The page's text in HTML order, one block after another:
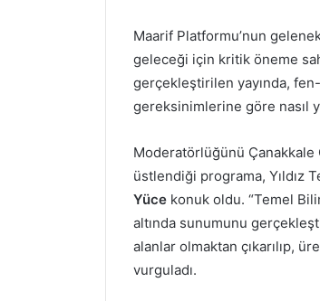
Maarif Platformu’nun
geleceği için kritik öneme
gerçekleştirilen yayında,
gereksinimlerine göre nasıl
Moderatörlüğünü
üstlendiği programa, Yıldız
Yücekonuk oldu. “Temel
altında sunumunu
alanlar olmaktan çıkarılıp,
vurguladı.